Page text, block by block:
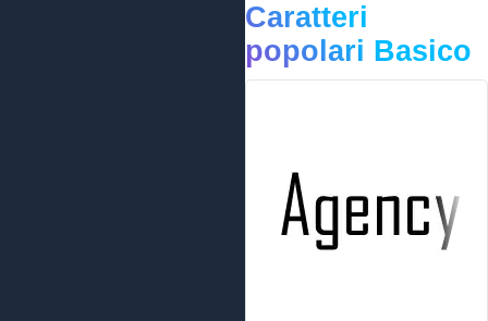
Caratteri
popolari Basico